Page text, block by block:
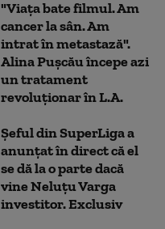
"Viața bate filmul. Am
cancer la sân. Am
intrat în metastază".
Alina Pușcău începe azi
un tratament
revoluționar în L.A.
Șeful din SuperLiga a
anunțat în direct că el
se dă la o parte dacă
vine Neluțu Varga
investitor. Exclusiv